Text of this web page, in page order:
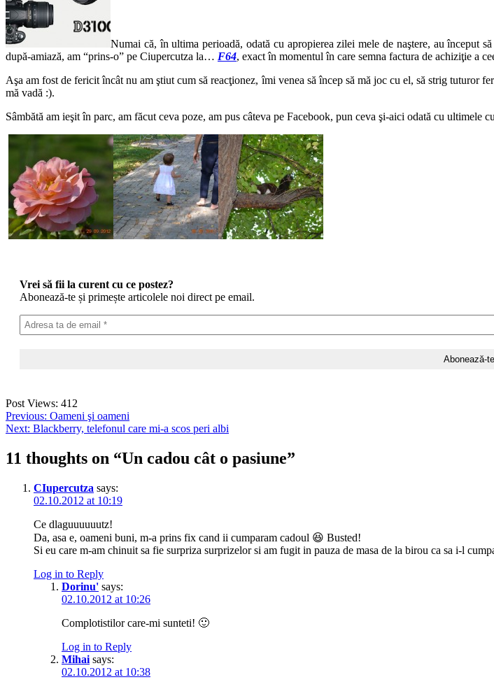
Numai că, în ultima perioadă, odată cu apropierea zilei mele de naştere, au început
după-amiază, am “prins-o” pe Ciupercutza la… F64, exact în momentul în care semna factura de achiziţie a
Aşa am fost de fericit încât nu am ştiut cum să reacţionez, îmi venea să încep să mă joc cu el, să strig tuturor
mă vadă :).
Sâmbătă am ieşit în parc, am făcut ceva poze, am pus câteva pe Facebook, pun ceva şi-aici odată cu
Vrei să fii la curent cu ce postez?
Abonează-te și primește articolele noi direct pe email.
Post Views: 412
Post
navigation
Previous: Oameni şi oameni
Next: Blackberry, telefonul care mi-a scos peri albi
11 thoughts on “Un cadou cât o pasiune”
CIupercutza says:
02.10.2012 at 10:19
Ce dlaguuuuuutz!
Da, asa e, oameni buni, m-a prins fix cand ii cumparam cadoul 😆 Busted!
Si eu care m-am chinuit sa fie surpriza surprizelor si am fugit in pauza de masa de la birou ca sa i-l
Log in to Reply
Dorinu' says:
02.10.2012 at 10:26
Complotistilor care-mi sunteti! 🙂
Log in to Reply
Mihai says:
02.10.2012 at 10:38